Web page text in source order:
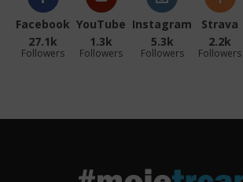
Facebook
27.1k
Followers
YouTube
1.3k
Followers
Instagram
5.3k
Followers
Strava
2.2k
Followers